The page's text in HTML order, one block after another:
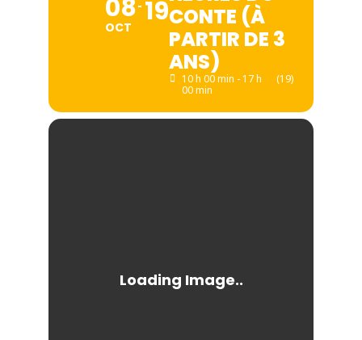
08
OCT 19CONTE (À
PARTIR DE 3
ANS)
10 h 00 min - 17 h
00 min
(19)